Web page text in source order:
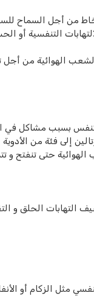
من أجل السماح
التنفسية أو
الهوائية من أجل
بسبب مشاكل في
إلى فئة من
حتى تنفتح و
الحلق و
مثل الزكام أو